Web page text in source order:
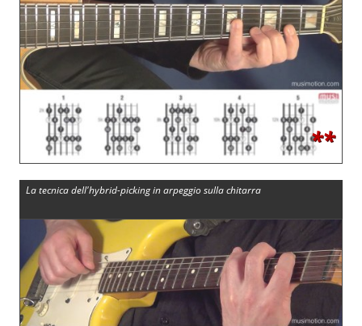
**
La tecnica dell'hybrid-picking in arpeggio sulla chitarra